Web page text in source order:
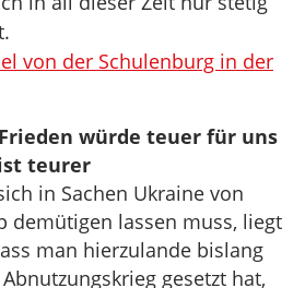
von der Schulenburg in der
würde teuer für uns
teurer
in Sachen Ukraine von
demütigen lassen muss, liegt
man hierzulande bislang
gesetzt hat,